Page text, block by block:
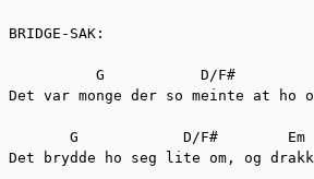
BRIDGE-SAK:
          G	      D/F#          Em   A   D
Det var monge der so meinte at ho
       G            D/F#	Em               A
Det brydde ho seg lite om, og